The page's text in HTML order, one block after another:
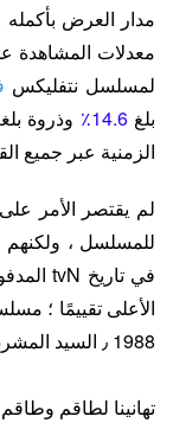
مدار العرض بأكمله
معدلات المشاهدة
لمسلسل نتفليكس
بلغ14.6٪ وذروة
الزمنية عبر جميع
لم يقتصر الأمر
للمسلسل ، ولكنهم
1988 ٫ السيد المشرق و السيد ملكة .
تهانينا لطاقم